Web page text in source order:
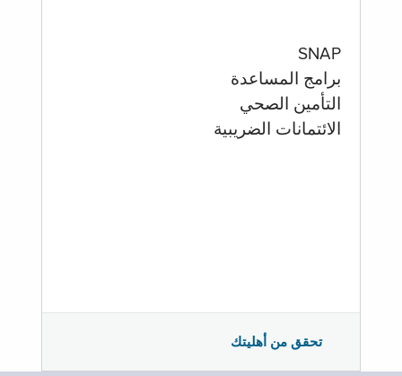
SNAP
برامج المساعدة
التأمين الصحي
الائتمانات الضريبية
تحقق من أهليتك